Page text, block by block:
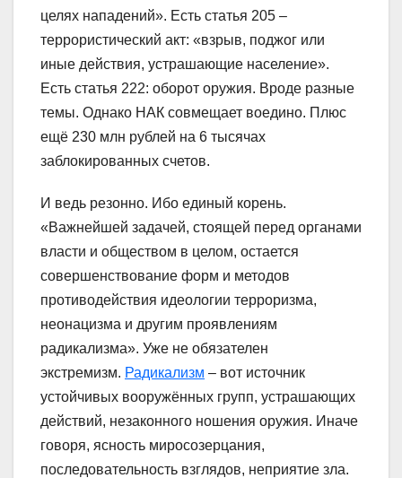
целях нападений». Есть статья 205 –
террористический акт: «взрыв, поджог или
иные действия, устрашающие население».
Есть статья 222: оборот оружия. Вроде разные
темы. Однако НАК совмещает воедино. Плюс
ещё 230 млн рублей на 6 тысячах
заблокированных счетов.
И ведь резонно. Ибо единый корень.
«Важнейшей задачей, стоящей перед органами
власти и обществом в целом, остается
совершенствование форм и методов
противодействия идеологии терроризма,
неонацизма и другим проявлениям
радикализма». Уже не обязателен
экстремизм. Радикализм – вот источник
устойчивых вооружённых групп, устрашающих
действий, незаконного ношения оружия. Иначе
говоря, ясность миросозерцания,
последовательность взглядов, неприятие зла.